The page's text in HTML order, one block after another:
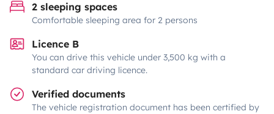
2 sleeping spaces
Comfortable sleeping area for 2 persons
Licence B
You can drive this vehicle under 3,500 kg with a
standard car driving licence.
Verified documents
The vehicle registration document has been certified by